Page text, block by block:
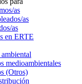
as
as
as
en ERTE
medioambientales
(Otros)